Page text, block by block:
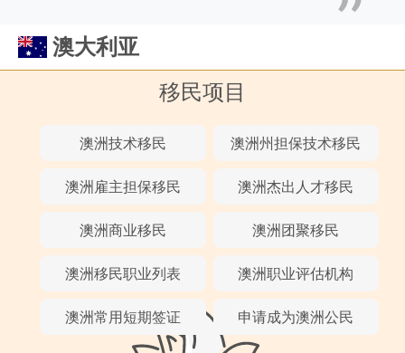
澳大利亚
移民项目
澳洲技术移民 澳洲州担保技术移民
澳洲雇主担保移民 澳洲杰出人才移民
澳洲商业移民 澳洲团聚移民
澳洲移民职业列表 澳洲职业评估机构
澳洲常用短期签证 申请成为澳洲公民